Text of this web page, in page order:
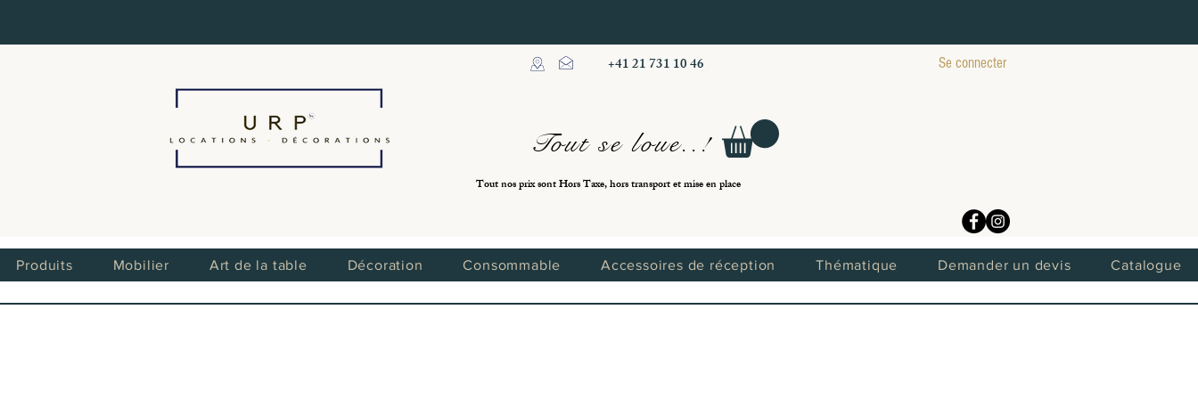
+41 21 731 10 46
Tout se loue..!
Se connecter
Tout nos prix sont Hors Taxe, hors transport et mise en place
Produits Mobilier Art de la table Décoration Consommable Accessoires de réception Thématique Demander un devis Catalogue